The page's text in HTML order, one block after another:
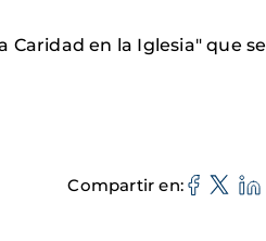
Caridad en la Iglesia" que se
Compartir en